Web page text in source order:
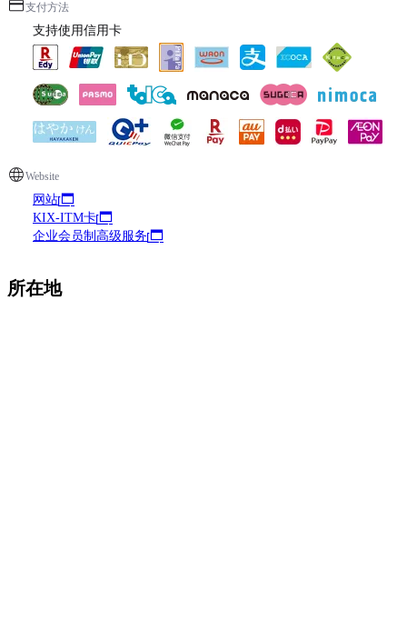
支付方法
支持使用信用卡
Website
网站
KIX-ITM卡
企业会员制高级服务
所在地